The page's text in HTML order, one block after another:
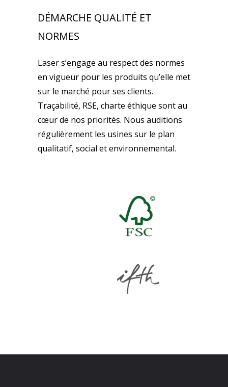
DÉMARCHE QUALITÉ ET
NORMES
Laser s’engage au respect des normes
en vigueur pour les produits qu’elle met
sur le marché pour ses clients.
Traçabilité, RSE, charte éthique sont au
cœur de nos priorités. Nous auditions
régulièrement les usines sur le plan
qualitatif, social et environnemental.